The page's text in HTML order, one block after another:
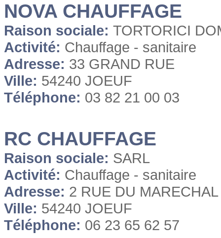
NOVA CHAUFFAGE
Raison sociale: TORTORICI
Activité: Chauffage - sanitaire
Adresse: 33 GRAND RUE
Ville: 54240 JOEUF
Téléphone: 03 82 21 00 03
RC CHAUFFAGE
Raison sociale: SARL
Activité: Chauffage - sanitaire
Adresse: 2 RUE DU
Ville: 54240 JOEUF
Téléphone: 06 23 65 62 57